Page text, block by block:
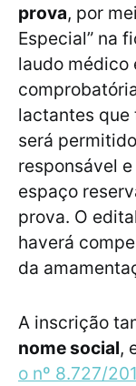
prova, por
Especial” na
laudo médico
lactantes que
será
responsável
espaço
prova. O
haverá
da
A inscrição
nome social,
o nº 8.727/